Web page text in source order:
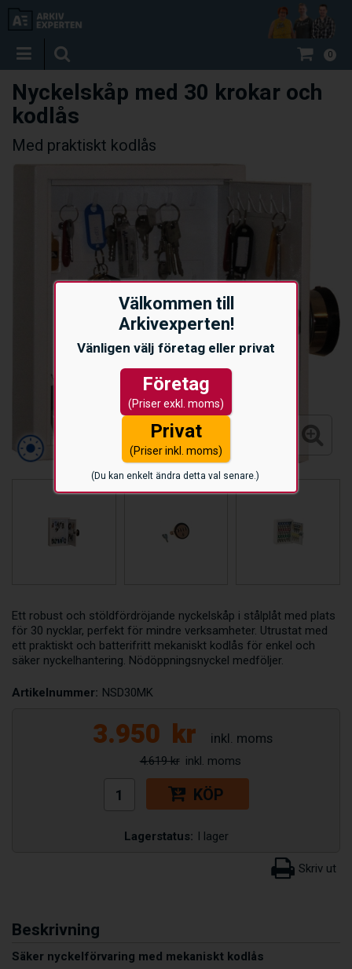
Välkommen till
Arkivexperten!
Vänligen välj företag eller privat
Företag
(Priser exkl. moms)
Privat
(Priser inkl. moms)
(Du kan enkelt ändra detta val senare.)
0
Nyckelskåp med 30 krokar och
kodlås
Med praktiskt kodlås
Ett robust och stöldfördröjande nyckelskåp i stålplåt med plats
för 30 nycklar, perfekt för mindre verksamheter. Utrustat med
ett praktiskt och batterifritt mekaniskt kodlås för enkel och
säker nyckelhantering. Nödöppningsnyckel medföljer.
Artikelnummer: NSD30MK
3.950 kr
4.619 kr
KÖP
Lagerstatus: I lager
Beskrivning
Säker nyckelförvaring med mekaniskt kodlås